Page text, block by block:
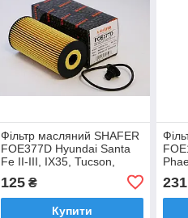
Фільтр масляний SHAFER
FOE377D Hyundai Santa
Fe II-III, IX35, Tucson,
Sorento II-II, Sportage, 2.0
D-2.2 D, 09-
125₴
Купити
D-
231